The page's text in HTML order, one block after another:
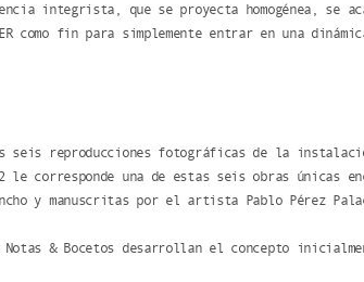
integrista, que se proyecta homogénea, se
como fin para simplemente entrar en una
seis reproducciones fotográficas de la
le corresponde una de estas seis obras únicas
y manuscritas por el artista Pablo Pérez
Notas & Bocetos desarrollan el concepto